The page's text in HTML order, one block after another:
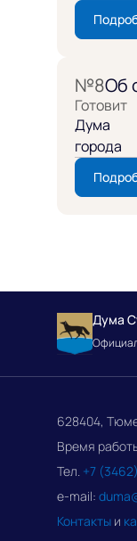
№8Об
Готовит
Дума
города
Дума
628404,
Время
Тел. +7
e-mail:
Контакты и